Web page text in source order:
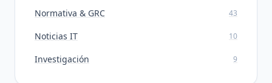
Normativa & GRC 43
Noticias IT 10
Investigación 9